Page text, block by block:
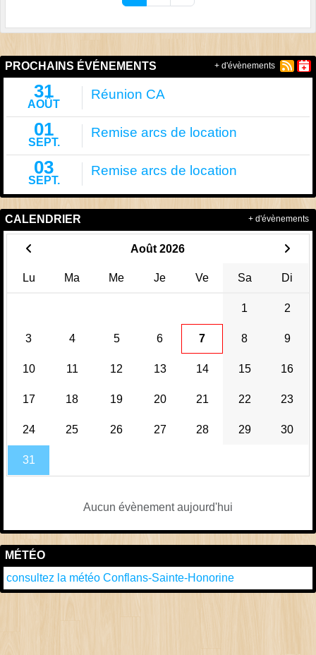
PROCHAINS ÉVÉNEMENTS
31
AOÛT
Réunion CA
01
SEPT.
Remise arcs de location
03
SEPT.
Remise arcs de location
+ d'évènements
CALENDRIER
Août 2026
Lu Ma Me Je Ve Sa Di
1 2
3 4 5 6 7 8 9
10 11 12 13 14 15 16
17 18 19 20 21 22 23
24 25 26 27 28 29 30
31
Aucun évènement aujourd'hui
+ d'évènements
MÉTÉO
consultez la météo Conflans-Sainte-Honorine